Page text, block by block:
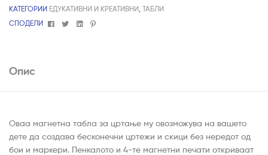
КАТЕГОРИИ ЕДУКАТИВНИ И КРЕАТИВНИ, ТАБЛИ
СПОДЕЛИ
FacebookTwitterLinkedin
Pinterest
Опис
Оваа магнетна табла за цртање му овозможува на вашето
дете да создава бесконечни цртежи и скици без нередот од
бои и маркери. Пенкалото и 4-те магнетни печати откриваат